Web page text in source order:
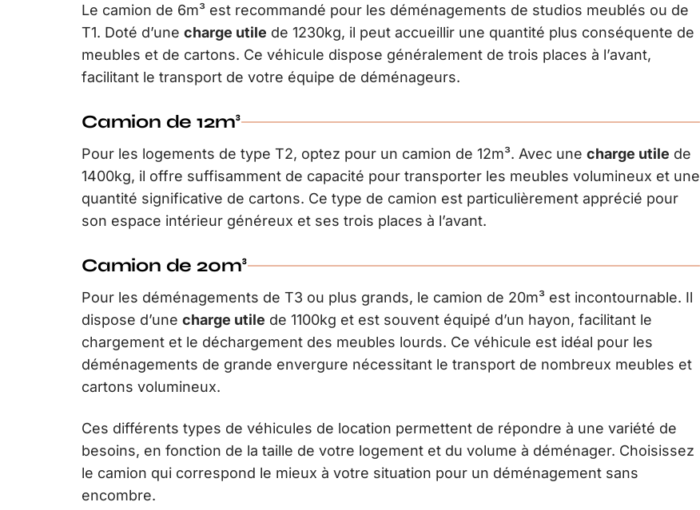
Le camion de 6m³ est recommandé pour les déménagements de studios meublés ou de
T1. Doté d’une charge utile de 1230kg, il peut accueillir une quantité plus conséquente de
meubles et de cartons. Ce véhicule dispose généralement de trois places à l’avant,
facilitant le transport de votre équipe de déménageurs.
Camion de 12m³
Pour les logements de type T2, optez pour un camion de 12m³. Avec une charge utile de
1400kg, il offre suffisamment de capacité pour transporter les meubles volumineux et une
quantité significative de cartons. Ce type de camion est particulièrement apprécié pour
son espace intérieur généreux et ses trois places à l’avant.
Camion de 20m³
Pour les déménagements de T3 ou plus grands, le camion de 20m³ est incontournable. Il
dispose d’une charge utile de 1100kg et est souvent équipé d’un hayon, facilitant le
chargement et le déchargement des meubles lourds. Ce véhicule est idéal pour les
déménagements de grande envergure nécessitant le transport de nombreux meubles et
cartons volumineux.
Ces différents types de véhicules de location permettent de répondre à une variété de
besoins, en fonction de la taille de votre logement et du volume à déménager. Choisissez
le camion qui correspond le mieux à votre situation pour un déménagement sans
encombre.